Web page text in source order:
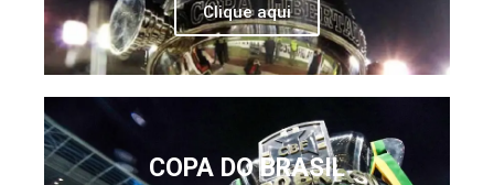
Clique aqui
COPA DO BRASIL